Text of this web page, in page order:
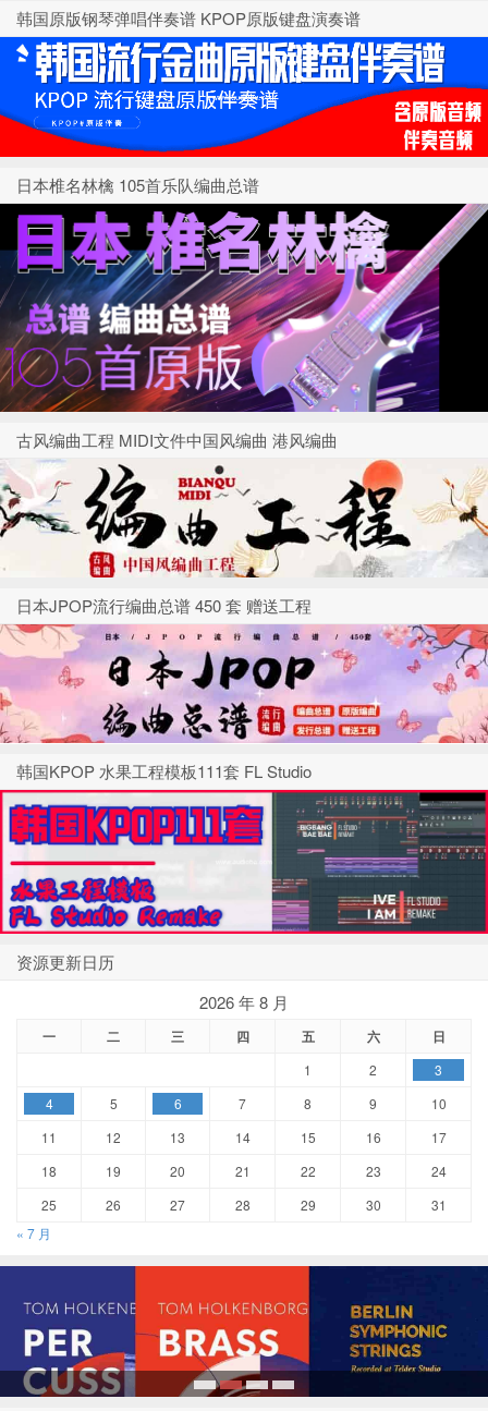
韩国原版钢琴弹唱伴奏谱 KPOP原版键盘演奏谱
日本椎名林檎 105首乐队编曲总谱
古风编曲工程 MIDI文件中国风编曲 港风编曲
日本JPOP流行编曲总谱 450 套 赠送工程
韩国KPOP 水果工程模板111套 FL Studio
资源更新日历
2026 年 8 月
一 二 三 四 五 六 日
1 2
3
4
5 6 7 8 9
10
11
12 13 14 15 16
17
18
19 20 21 22 23
24
25
26 27 28 29 30
31
« 7 月